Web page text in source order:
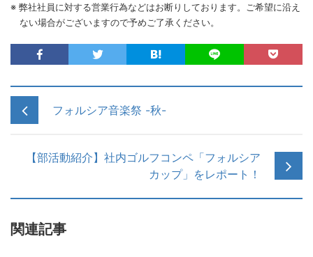
※ 弊社社員に対する営業行為などはお断りしております。ご希望に沿え
ない場合がございますので予めご了承ください。
フォルシア音楽祭 -秋-
【部活動紹介】社内ゴルフコンペ「フォルシア
カップ」をレポート！
関連記事